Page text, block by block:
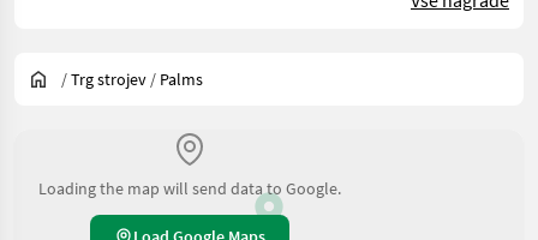
/Trg strojev / Palms
Loading the map will send data to Google.